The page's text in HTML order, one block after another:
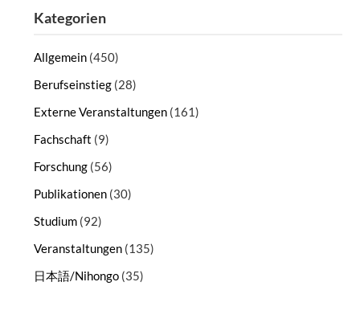
Kategorien
Allgemein (450)
Berufseinstieg (28)
Externe Veranstaltungen (161)
Fachschaft (9)
Forschung (56)
Publikationen (30)
Studium (92)
Veranstaltungen (135)
日本語/Nihongo (35)